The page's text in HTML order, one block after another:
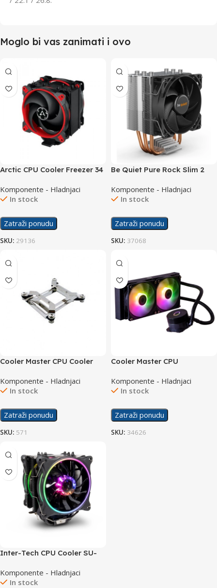
Moglo bi vas zanimati i ovo
Arctic CPU Cooler Freezer 34
Komponente - Hladnjaci
In stock
Zatraži ponudu
SKU: 29136
Be Quiet Pure Rock Slim 2
Komponente - Hladnjaci
In stock
Zatraži ponudu
SKU: 37068
Cooler Master CPU Cooler
Komponente - Hladnjaci
In stock
Zatraži ponudu
SKU: 571
Cooler Master CPU
CORE ARGB
Komponente - Hladnjaci
In stock
Zatraži ponudu
SKU: 34626
Inter-Tech CPU Cooler SU-
Komponente - Hladnjaci
In stock